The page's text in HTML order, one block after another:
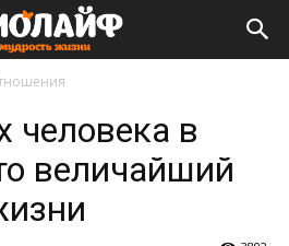
человека в
величайший